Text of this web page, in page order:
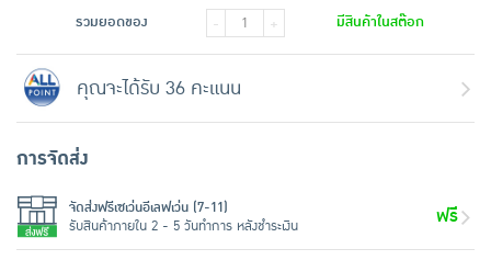
รวมยอดของ - + มีสินค้าในสต๊อก
คุณจะได้รับ 36 คะแนน
การจัดส่ง
จัดส่งฟรีเซเว่นอีเลฟเว่น (7-11)
รับสินค้าภายใน 2 - 5 วันทำการ หลังชำระเงิน
ฟรี